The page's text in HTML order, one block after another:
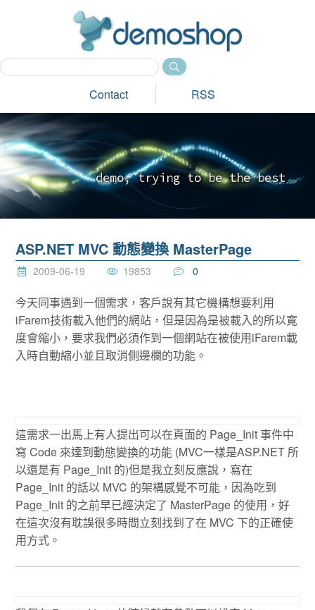
Contact RSS
demo, tryi ng to be the best_
ASP.NET MVC 動態變換 MasterPage
2009-06-19 19853 0
今天同事遇到一個需求，客戶說有其它機構想要利用
iFarem技術載入他們的網站，但是因為是被載入的所以寬
度會縮小，要求我們必須作到一個網站在被使用iFarem載
入時自動縮小並且取消側邊欄的功能。
這需求一出馬上有人提出可以在頁面的 Page_Init 事件中
寫 Code 來達到動態變換的功能 (MVC一樣是ASP.NET 所
以還是有 Page_Init 的)但是我立刻反應說，寫在
Page_Init 的話以 MVC 的架構感覺不可能，因為吃到
Page_Init 的之前早已經決定了 MasterPage 的使用，好
在這次沒有耽誤很多時間立刻找到了在 MVC 下的正確使
用方式。